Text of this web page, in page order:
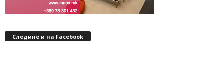
Следине и на Facebook